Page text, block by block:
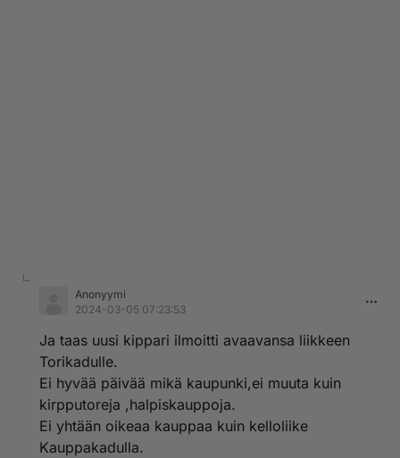
Anonyymi
2024-03-05 07:23:53
Ja taas uusi kippari ilmoitti avaavansa liikkeen
Torikadulle.
Ei hyvää päivää mikä kaupunki,ei muuta kuin
kirpputoreja ,halpiskauppoja.
Ei yhtään oikeaa kauppaa kuin kelloliike
Kauppakadulla.